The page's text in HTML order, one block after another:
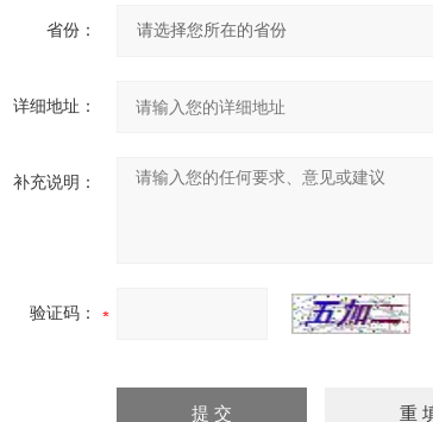
省份：
详细地址：
补充说明：
验证码：